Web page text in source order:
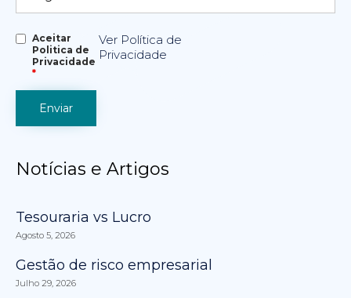
Aceitar
Politica de
Privacidade
*
Ver Política de
Privacidade
Notícias e Artigos
Tesouraria vs Lucro
Agosto 5, 2026
Gestão de risco empresarial
Julho 29, 2026